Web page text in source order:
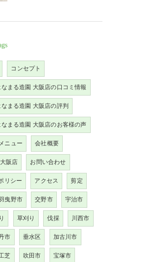
コンセプト
まる造園 大阪店の口コミ情報
まる造園 大阪店の評判
まる造園 大阪店のお客様の声
メニュー 会社概要
阪店 お問い合わせ
リシー アクセス 剪定
曳野市 交野市 宇治市
草刈り 伐採 川西市
市 垂水区 加古川市
芝 吹田市 宝塚市